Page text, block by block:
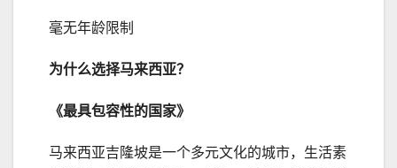
毫无年龄限制
为什么选择马来西亚？
《最具包容性的国家》
马来西亚吉隆坡是一个多元文化的城市，生活素